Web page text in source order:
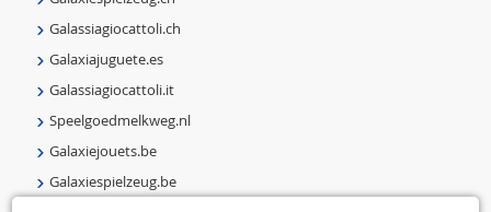
Galassiagiocattoli.ch
Galaxiajuguete.es
Galassiagiocattoli.it
Speelgoedmelkweg.nl
Galaxiejouets.be
Galaxiespielzeug.be